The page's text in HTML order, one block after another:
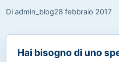
Di admin_blog28 febbraio 2017
Hai bisogno di uno